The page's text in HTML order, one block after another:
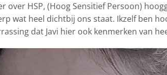
over HSP, (Hoog Sensitief Persoon)
wat heel dichtbij ons staat. Ikzelf ben
dat Javi hier ook kenmerken van